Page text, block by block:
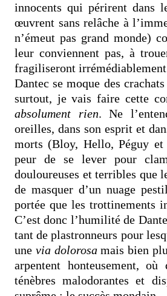
innocents qui périrent dans
œuvrent sans relâche à
n’émeut pas grand monde)
leur conviennent pas, à
fragiliseront
Dantec se moque des
surtout, je vais faire cette
absolument rien. Ne
oreilles, dans son esprit et
morts (Bloy, Hello, Péguy
peur de se lever pour
douloureuses et terribles que
de masquer d’un nuage
portée que les trottinements
C’est donc l’humilité de
tant de plastronneurs pour
une via dolorosamais bien
arpentent honteusement,
ténèbres malodorantes et